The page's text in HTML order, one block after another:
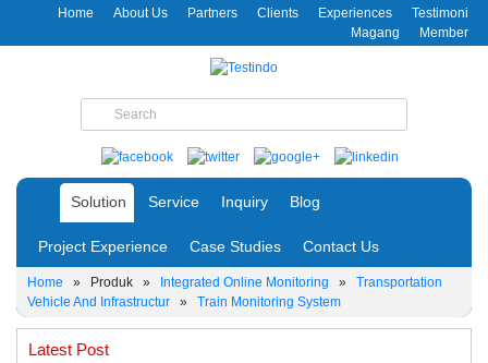
Home About Us Partners Clients Experiences
Testimoni
Magang
Member
Solution Service Inquiry Blog
Project Experience Case Studies Contact Us
Home » Produk » Integrated Online Monitoring » Transportation
Vehicle And Infrastructur » Train Monitoring System
Latest Post